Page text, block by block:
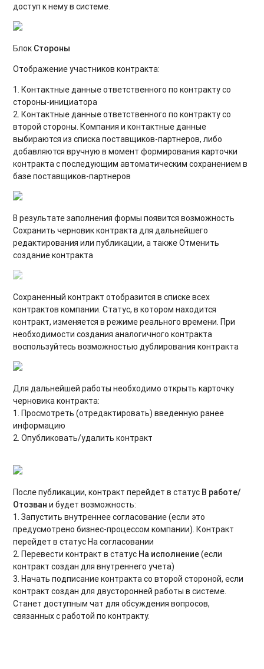
доступ к нему в системе.
Блок Стороны
Отображение участников контракта:
1. Контактные данные ответственного по контракту со
стороны-инициатора
2. Контактные данные ответственного по контракту со
второй стороны. Компания и контактные данные
выбираются из списка поставщиков-партнеров, либо
добавляются вручную в момент формирования карточки
контракта с последующим автоматическим сохранением в
базе поставщиков-партнеров
В результате заполнения формы появится возможность
Сохранить черновик контракта для дальнейшего
редактирования или публикации, а также Отменить
создание контракта
Сохраненный контракт отобразится в списке всех
контрактов компании. Статус, в котором находится
контракт, изменяется в режиме реального времени. При
необходимости создания аналогичного контракта
воспользуйтесь возможностью дублирования контракта
Для дальнейшей работы необходимо открыть карточку
черновика контракта:
1. Просмотреть (отредактировать) введенную ранее
информацию
2. Опубликовать/удалить контракт
После публикации, контракт перейдет в статус В работе/
Отозвани будет возможность:
1. Запустить внутреннее согласование (если это
предусмотрено бизнес-процессом компании). Контракт
перейдет в статус На согласовании
2. Перевести контракт в статус На исполнение(если
контракт создан для внутреннего учета)
3. Начать подписание контракта со второй стороной, если
контракт создан для двусторонней работы в системе.
Станет доступным чат для обсуждения вопросов,
связанных с работой по контракту.